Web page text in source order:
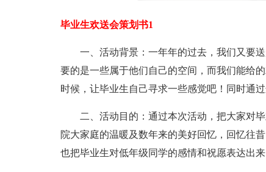
毕业生欢送会策划书1
一、活动背景：一年年的过去，我们又要送
要的是一些属于他们自己的空间，而我们能给
时候，让毕业生自己寻求一些感觉吧！同时通
二、活动目的：通过本次活动，把大家对毕
院大家庭的温暖及数年来的美好回忆，回忆往
也把毕业生对低年级同学的感情和祝愿表达出